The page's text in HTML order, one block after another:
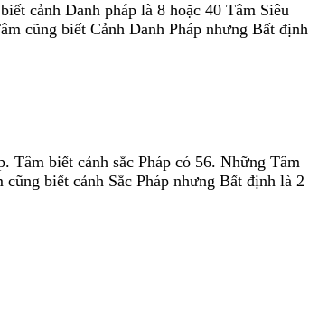
cảnh Danh pháp là 8 hoặc 40 Tâm Siêu
cũng biết Cảnh Danh Pháp nhưng Bất định
Tâm biết cảnh sắc Pháp có 56. Những Tâm
biết cảnh Sắc Pháp nhưng Bất định là 2